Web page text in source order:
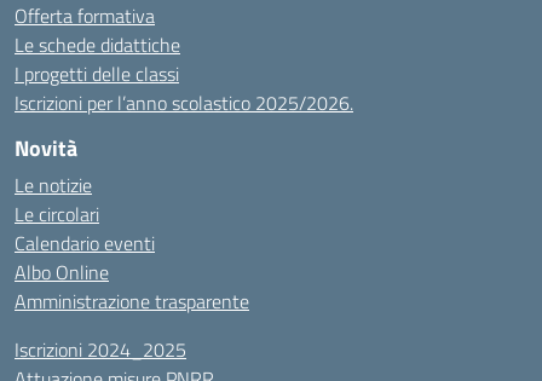
Offerta formativa
Le schede didattiche
I progetti delle classi
Iscrizioni per l’anno scolastico 2025/2026.
Novità
Le notizie
Le circolari
Calendario eventi
Albo Online
Amministrazione trasparente
Iscrizioni 2024_2025